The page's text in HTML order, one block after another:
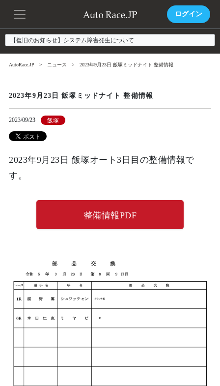
ログイン
【復旧のお知らせ】システム障害発生について
AutoRace.JP ニュース 2023年9月23日 飯塚ミッドナイト 整備情報
2023年9月23日 飯塚ミッドナイト 整備情報
2023/09/23 飯塚
2023年9月23日 飯塚オート3日目の整備情報で
す。
整備情報PDF